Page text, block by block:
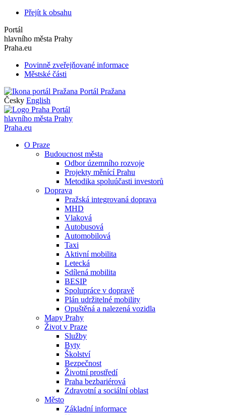
Přejít k obsahu
Portál
hlavního města Prahy
Praha.eu
Povinně zveřejňované informace
Městské části
Portál Pražana
Česky English
Portál
hlavního města Prahy
Praha.eu
O Praze
Budoucnost města
Odbor územního rozvoje
Projekty měnící Prahu
Metodika spoluúčasti investorů
Doprava
Pražská integrovaná doprava
MHD
Vlaková
Autobusová
Automobilová
Taxi
Aktivní mobilita
Letecká
Sdílená mobilita
BESIP
Spolupráce v dopravě
Plán udržitelné mobility
Opuštěná a nalezená vozidla
Mapy Prahy
Život v Praze
Služby
Byty
Školství
Bezpečnost
Životní prostředí
Praha bezbariérová
Zdravotní a sociální oblast
Město
Základní informace